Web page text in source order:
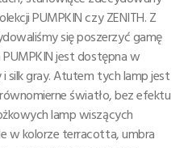
PUMPKIN czy ZENITH. Z
się poszerzyć gamę
jest dostępna w
silk gray. Atutem tych lamp jest
światło, bez efektu
lamp wiszących
w kolorze terracotta, umbra